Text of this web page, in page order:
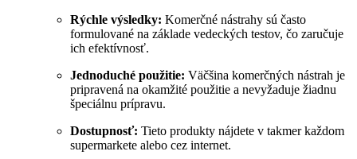
Rýchle výsledky: Komerčné nástrahy sú často
formulované na základe vedeckých testov, čo zaručuje
ich efektívnosť.
Jednoduché použitie: Väčšina komerčných nástrah je
pripravená na okamžité použitie a nevyžaduje žiadnu
špeciálnu prípravu.
Dostupnosť: Tieto produkty nájdete v takmer každom
supermarkete alebo cez internet.